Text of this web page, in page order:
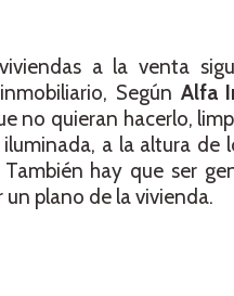
a la venta
Según Alfa
no quieran hacerlo,
a la altura de
hay que ser
plano de la vivienda.